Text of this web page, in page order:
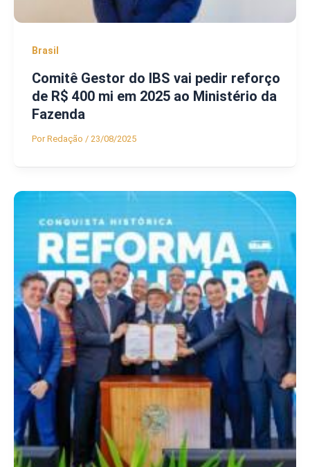
Brasil
Comitê Gestor do IBS vai pedir reforço
de R$ 400 mi em 2025 ao Ministério da
Fazenda
PorRedação / 23/08/2025